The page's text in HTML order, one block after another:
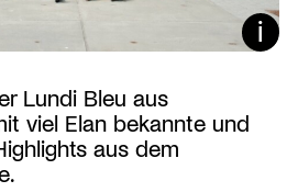
Lundi Bleu aus
viel Elan bekannte und
aus dem